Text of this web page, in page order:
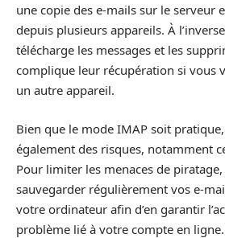
une copie des e-mails sur le serveur
depuis plusieurs appareils. À
télécharge les messages et les
complique leur récupération si vous
un autre appareil.
Bien que le mode IMAP soit
également des risques, notamment
Pour limiter les menaces de
sauvegarder régulièrement vos e-
votre ordinateur afin d’en garantir
problème lié à votre compte en ligne.